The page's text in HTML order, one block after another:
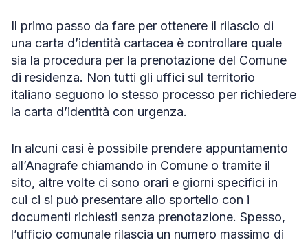
Il primo passo da fare per ottenere il rilascio di
una carta d’identità cartacea è controllare quale
sia la procedura per la prenotazione del Comune
di residenza. Non tutti gli uffici sul territorio
italiano seguono lo stesso processo per richiedere
la carta d’identità con urgenza.
In alcuni casi è possibile prendere appuntamento
all’Anagrafe chiamando in Comune o tramite il
sito, altre volte ci sono orari e giorni specifici in
cui ci si può presentare allo sportello con i
documenti richiesti senza prenotazione. Spesso,
l’ufficio comunale rilascia un numero massimo di